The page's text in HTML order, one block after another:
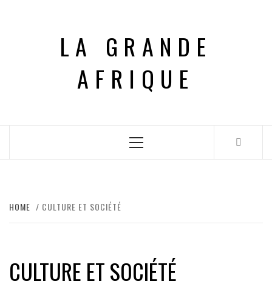
LA GRANDE
AFRIQUE
Menu
HOME CULTURE ET SOCIÉTÉ
CULTURE ET SOCIÉTÉ